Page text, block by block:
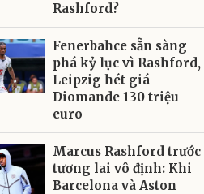
Rashford?
Fenerbahce sẵn sàng
phá kỷ lục vì Rashford,
Leipzig hét giá
Diomande 130 triệu
euro
Marcus Rashford trước
tương lai vô định: Khi
Barcelona và Aston